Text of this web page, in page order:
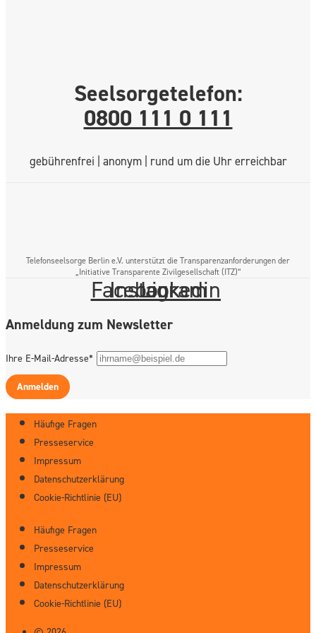
Seelsorgetelefon:
0800 111 0 111
gebührenfrei | anonym | rund um die Uhr erreichbar
Telefonseelsorge Berlin e.V. unterstützt die Transparenzanforderungen der
„Initiative Transparente Zivilgesellschaft (ITZ)“
Facebook
Instagram
Linkedin
Anmeldung zum Newsletter
Ihre E-Mail-Adresse*
Anmelden
Häufige Fragen
Presseservice
Impressum
Datenschutzerklärung
Cookie-Richtlinie (EU)
Häufige Fragen
Presseservice
Impressum
Datenschutzerklärung
Cookie-Richtlinie (EU)